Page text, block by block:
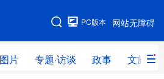
网站无障碍
PC版本
图片 专题·访谈 政事 文旅
网站地图